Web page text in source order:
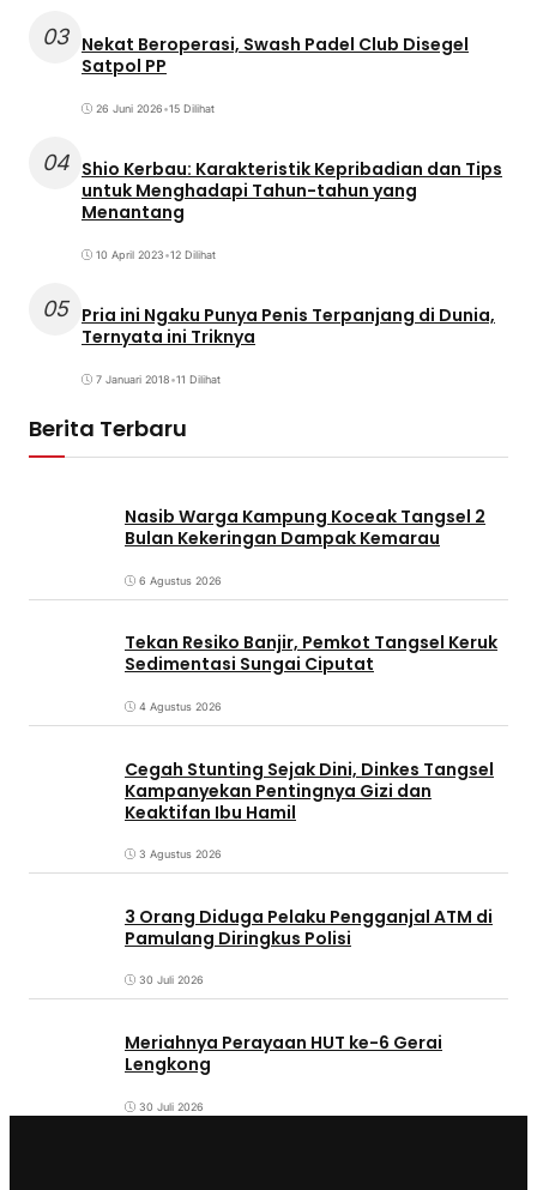
03 Nekat Beroperasi, Swash Padel Club Disegel
Satpol PP
26 Juni 2026•15 Dilihat
04 Shio Kerbau: Karakteristik Kepribadian dan Tips
untuk Menghadapi Tahun-tahun yang
Menantang
10 April 2023•12 Dilihat
05 Pria ini Ngaku Punya Penis Terpanjang di Dunia,
Ternyata ini Triknya
7 Januari 2018•11 Dilihat
Berita Terbaru
Nasib Warga Kampung Koceak Tangsel 2
Bulan Kekeringan Dampak Kemarau
6 Agustus 2026
Tekan Resiko Banjir, Pemkot Tangsel Keruk
Sedimentasi Sungai Ciputat
4 Agustus 2026
Cegah Stunting Sejak Dini, Dinkes Tangsel
Kampanyekan Pentingnya Gizi dan
Keaktifan Ibu Hamil
3 Agustus 2026
3 Orang Diduga Pelaku Pengganjal ATM di
Pamulang Diringkus Polisi
30 Juli 2026
Meriahnya Perayaan HUT ke-6 Gerai
Lengkong
30 Juli 2026